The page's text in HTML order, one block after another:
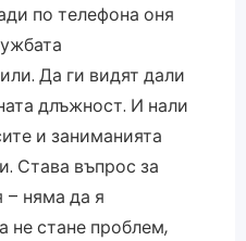
по телефона оня
Да ги видят дали
длъжност. И нали
и заниманията
Става въпрос за
няма да я
не стане проблем,